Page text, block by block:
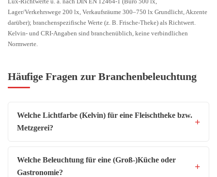
Lager/Verkehrswege 200 lx, Verkaufsräume 300–750 lx Grundlicht, Akzente
darüber); branchenspezifische Werte (z. B. Frische-Theke) als Richtwert.
Kelvin- und CRI-Angaben sind branchenüblich, keine verbindlichen
Normwerte.
Häufige Fragen zur Branchenbeleuchtung
Welche Lichtfarbe (Kelvin) für eine Fleischtheke bzw.
Metzgerei?
Welche Beleuchtung für eine (Groß-)Küche oder
Gastronomie?